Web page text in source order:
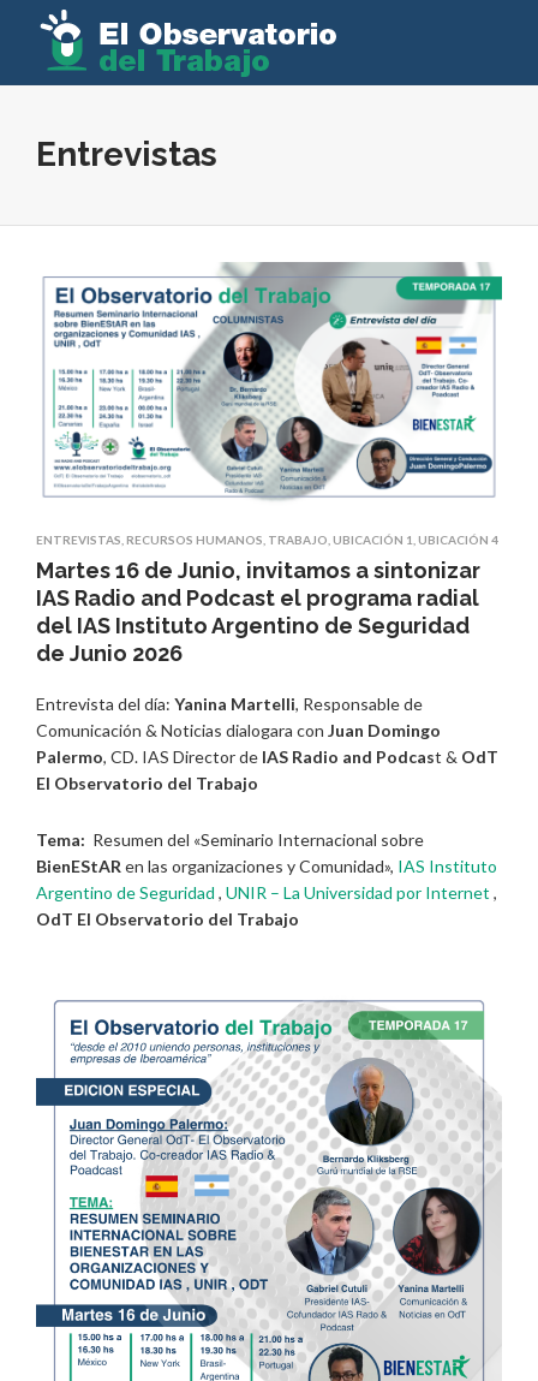
Entrevistas
ENTREVISTAS RECURSOS HUMANOS TRABAJO UBICACIÓN 1 UBICACIÓN 4
Martes 16 de Junio, invitamos a sintonizar
IAS Radio and Podcast el programa radial
del IAS Instituto Argentino de Seguridad
de Junio 2026
Entrevista del día: Yanina Martelli, Responsable de
Comunicación & Noticias dialogara con Juan Domingo
Palermo, CD. IAS Director de IAS Radio and Podcast & OdT
El Observatorio del Trabajo
Tema: Resumen del «Seminario Internacional sobre
BienEStAR en las organizaciones y Comunidad», IAS Instituto
Argentino de Seguridad , UNIR – La Universidad por Internet ,
OdT El Observatorio del Trabajo